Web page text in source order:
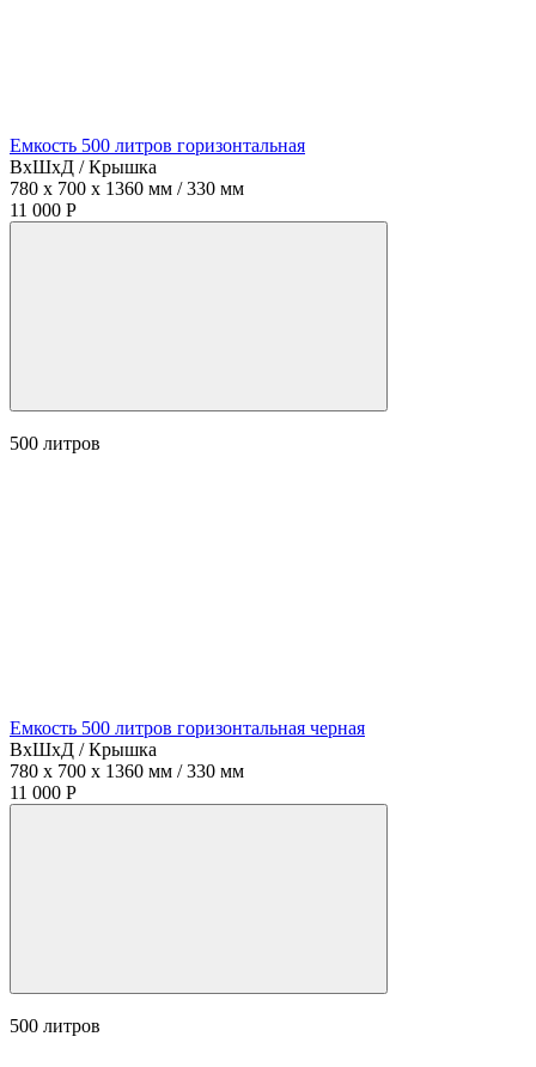
Емкость 500 литров горизонтальная
ВхШхД / Крышка
780 x 700 x 1360 мм / 330 мм
11 000 Р
500 литров
Емкость 500 литров горизонтальная черная
ВхШхД / Крышка
780 x 700 x 1360 мм / 330 мм
11 000 Р
500 литров